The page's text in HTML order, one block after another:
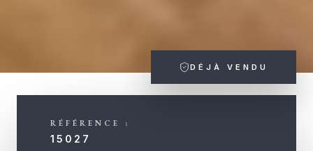
DÉJÀ VENDU
RÉFÉRENCE :
15027